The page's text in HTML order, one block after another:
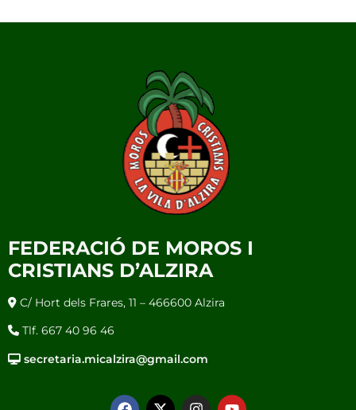
FEDERACIÓ DE MOROS I
CRISTIANS D’ALZIRA
C/ Hort dels Frares, 11 – 466600 Alzira
Tlf. 667 40 96 46
secretaria.micalzira@gmail.com